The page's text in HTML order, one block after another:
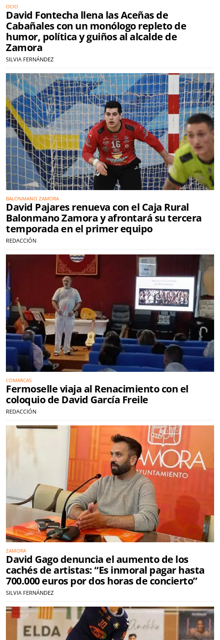
OCIO
David Fontecha llena las Aceñas de
Cabañales con un monólogo repleto de
humor, política y guiños al alcalde de
Zamora
SILVIA FERNÁNDEZ
BALONMANO ZAMORA
David Pajares renueva con el Caja Rural
Balonmano Zamora y afrontará su tercera
temporada en el primer equipo
REDACCIÓN
COMARCAS
Fermoselle viaja al Renacimiento con el
coloquio de David García Freile
REDACCIÓN
ZAMORA
David Gago denuncia el aumento de los
cachés de artistas: “Es inmoral pagar hasta
700.000 euros por dos horas de concierto”
SILVIA FERNÁNDEZ